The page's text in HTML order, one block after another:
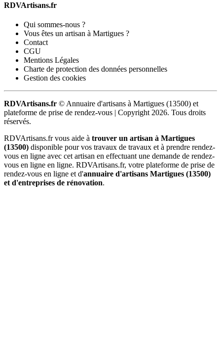
RDVArtisans.fr
Qui sommes-nous ?
Vous êtes un artisan à Martigues ?
Contact
CGU
Mentions Légales
Charte de protection des données personnelles
Gestion des cookies
RDVArtisans.fr © Annuaire d'artisans à Martigues (13500) et
plateforme de prise de rendez-vous | Copyright 2026. Tous droits
réservés.
RDVArtisans.fr vous aide à trouver un artisan à Martigues
(13500) disponible pour vos travaux de travaux et à prendre rendez-
vous en ligne avec cet artisan en effectuant une demande de rendez-
vous en ligne en ligne. RDVArtisans.fr, votre plateforme de prise de
rendez-vous en ligne et d'annuaire d'artisans Martigues (13500)
et d'entreprises de rénovation.